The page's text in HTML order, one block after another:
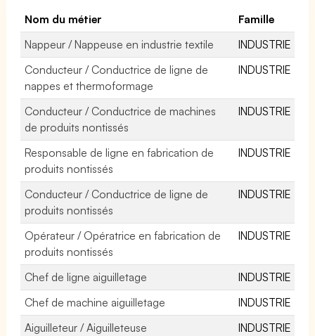
Nom du métier
Famille
Nappeur / Nappeuse en industrie textile
INDUSTRIE
Conducteur / Conductrice de ligne de
nappes et thermoformage
INDUSTRIE
Conducteur / Conductrice de machines
de produits nontissés
INDUSTRIE
Responsable de ligne en fabrication de
produits nontissés
INDUSTRIE
Conducteur / Conductrice de ligne de
produits nontissés
INDUSTRIE
Opérateur / Opératrice en fabrication de
produits nontissés
INDUSTRIE
Chef de ligne aiguilletage
INDUSTRIE
Chef de machine aiguilletage
INDUSTRIE
Aiguilleteur / Aiguilleteuse
INDUSTRIE